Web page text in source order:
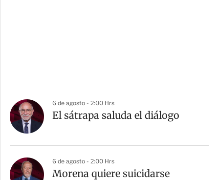
6 de agosto - 2:00 Hrs
El sátrapa saluda el diálogo
6 de agosto - 2:00 Hrs
Morena quiere suicidarse